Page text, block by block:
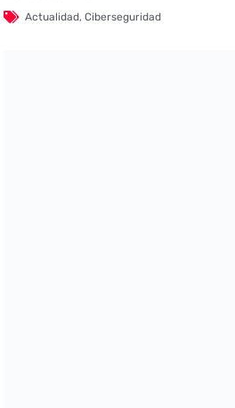
Actualidad,Ciberseguridad